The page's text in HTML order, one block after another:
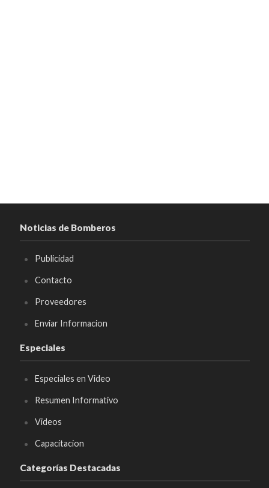
Noticias de Bomberos
Publicidad
Contacto
Proveedores
Enviar Informacion
Especiales
Especiales en Video
Resumen Informativo
Videos
Capacitacion
Categorías Destacadas